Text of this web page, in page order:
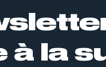
à la